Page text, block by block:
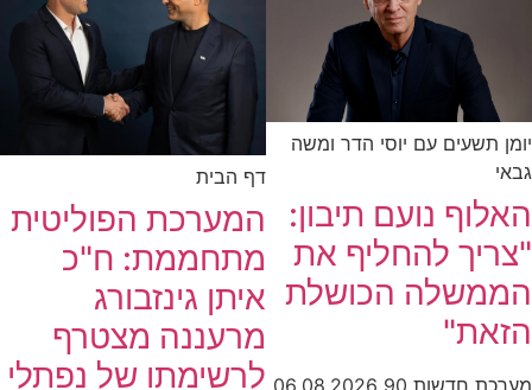
עם יוסי הדר ומשה
נועם תיבון:
להחליף את
הכושלת
דף הבית
המערכת הפוליטית
מתחממת: ח"כ
איתן גינזבורג
מרעננה מצטרף
לרשימתו של נפתלי